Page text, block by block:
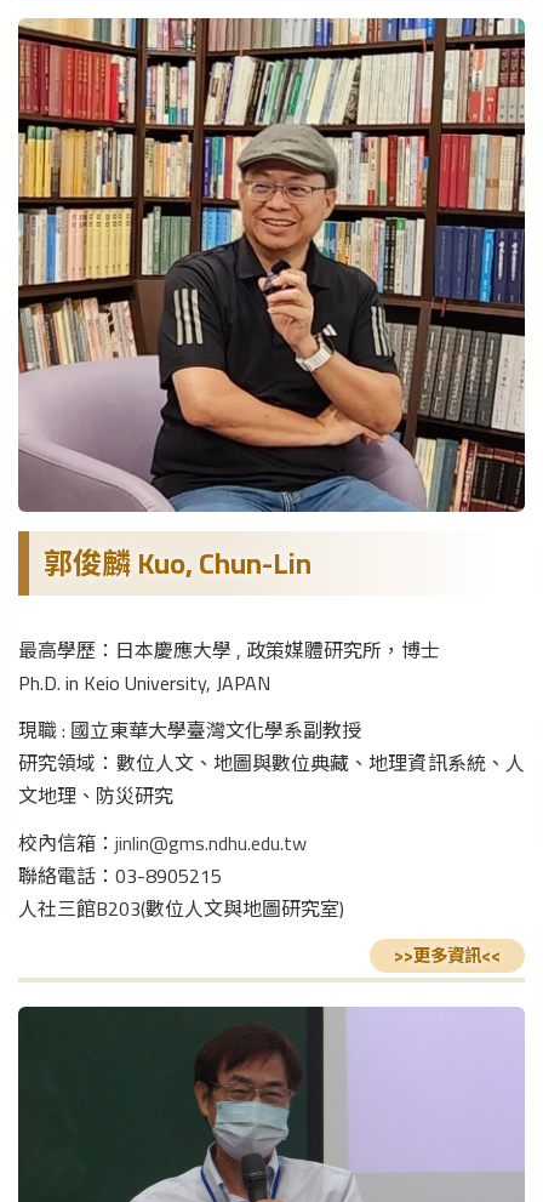
郭俊麟 Kuo, Chun-Lin
最高學歷：日本慶應大學 , 政策媒體研究所，博士
Ph.D. in Keio University, JAPAN
現職 : 國立東華大學臺灣文化學系副教授
研究領域：數位人文、地圖與數位典藏、地理資訊系統、人
文地理、防災研究
校內信箱：jinlin@gms.ndhu.edu.tw
聯絡電話：03-8905215
人社三館B203(數位人文與地圖研究室)